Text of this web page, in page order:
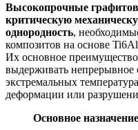
Высокопрочные
критическую
однородность,
композитов на основе
Их основное преимущество
выдерживать непрерывное
экстремальных
деформации или
Основное